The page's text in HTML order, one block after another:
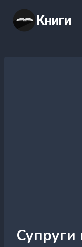
содержимому
Книги
Супруги